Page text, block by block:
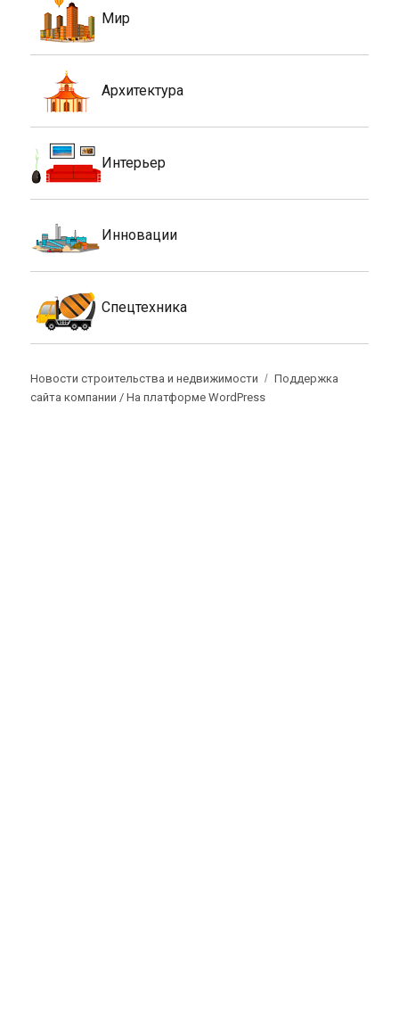
Мир
Архитектура
Интерьер
Инновации
Спецтехника
Новости строительства и недвижимости
Поддержка
сайта компании /На платформе WordPress